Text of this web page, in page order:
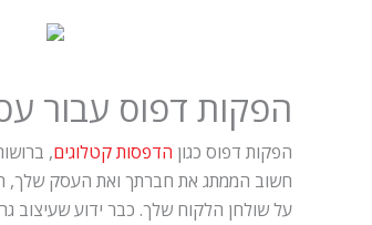
הפקות דפוס עבור
הפקות דפוס כגון הדפסות קטלוגים,
חשוב הממתג את חברתך ואת העסק שלך,
על שולחן הלקוח שלך. כבר ידוע שעיצוב